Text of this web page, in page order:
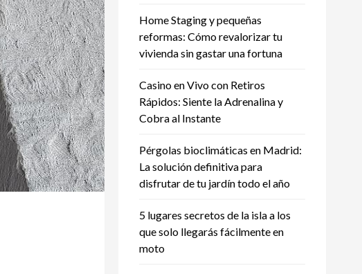
Home Staging y pequeñas
reformas: Cómo revalorizar tu
vivienda sin gastar una fortuna
Casino en Vivo con Retiros
Rápidos: Siente la Adrenalina y
Cobra al Instante
Pérgolas bioclimáticas en Madrid:
La solución definitiva para
disfrutar de tu jardín todo el año
5 lugares secretos de la isla a los
que solo llegarás fácilmente en
moto